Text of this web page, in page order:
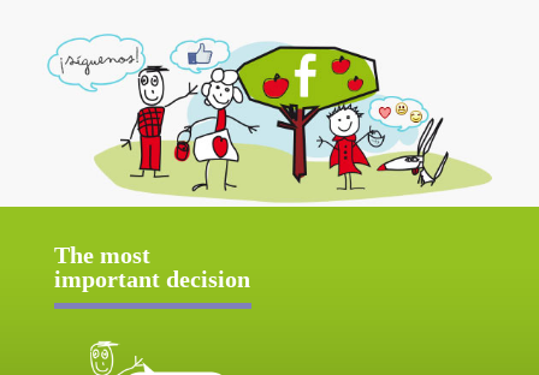
The most
important decision